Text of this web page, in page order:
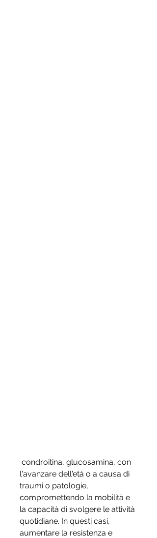
l'avanzare dell'età o a causa di
traumi o patologie,
compromettendo la mobilità e
la capacità di svolgere le attività
quotidiane. In questi casi,
aumentare la resistenza e